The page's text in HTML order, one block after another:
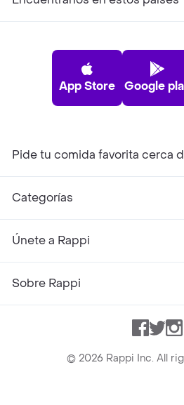
App Store Google
Pide tu comida favorita cerca
Categorías
Únete a Rappi
Sobre Rappi
© 2026 Rappi Inc. All